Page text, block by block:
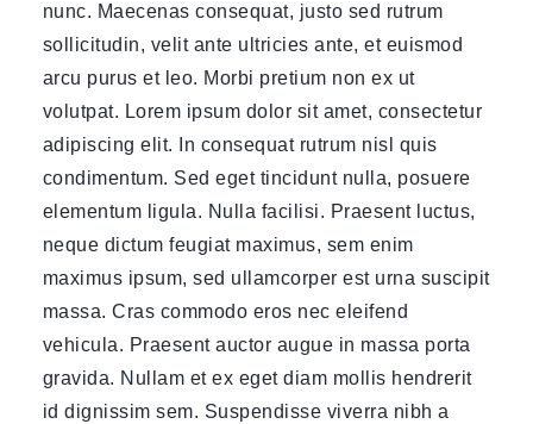
nunc. Maecenas consequat, justo sed rutrum
sollicitudin, velit ante ultricies ante, et euismod
arcu purus et leo. Morbi pretium non ex ut
volutpat. Lorem ipsum dolor sit amet, consectetur
adipiscing elit. In consequat rutrum nisl quis
condimentum. Sed eget tincidunt nulla, posuere
elementum ligula. Nulla facilisi. Praesent luctus,
neque dictum feugiat maximus, sem enim
maximus ipsum, sed ullamcorper est urna suscipit
massa. Cras commodo eros nec eleifend
vehicula. Praesent auctor augue in massa porta
gravida. Nullam et ex eget diam mollis hendrerit
id dignissim sem. Suspendisse viverra nibh a